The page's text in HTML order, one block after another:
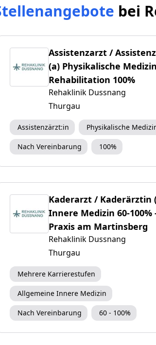
bei
Assistenzarzt /
(a) Physikalische
Rehabilitation 100%
Rehaklinik Dussnang
Thurgau
Assistenzärzt:in Physikalische
Nach Vereinbarung 100%
Kaderarzt / Kaderärztin
Innere Medizin 60-100%
Praxis am Martinsberg
Rehaklinik Dussnang
Thurgau
Mehrere Karrierestufen
Allgemeine Innere Medizin
Nach Vereinbarung 60 - 100%